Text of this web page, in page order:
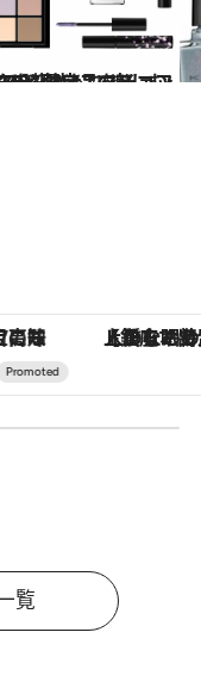
品をチェック！ “ひらめき”で楽しむメイクを堪能
ティ＆ヘルス
GINZA」クルーズ ヴァシュロン・コンスタンタ
覧